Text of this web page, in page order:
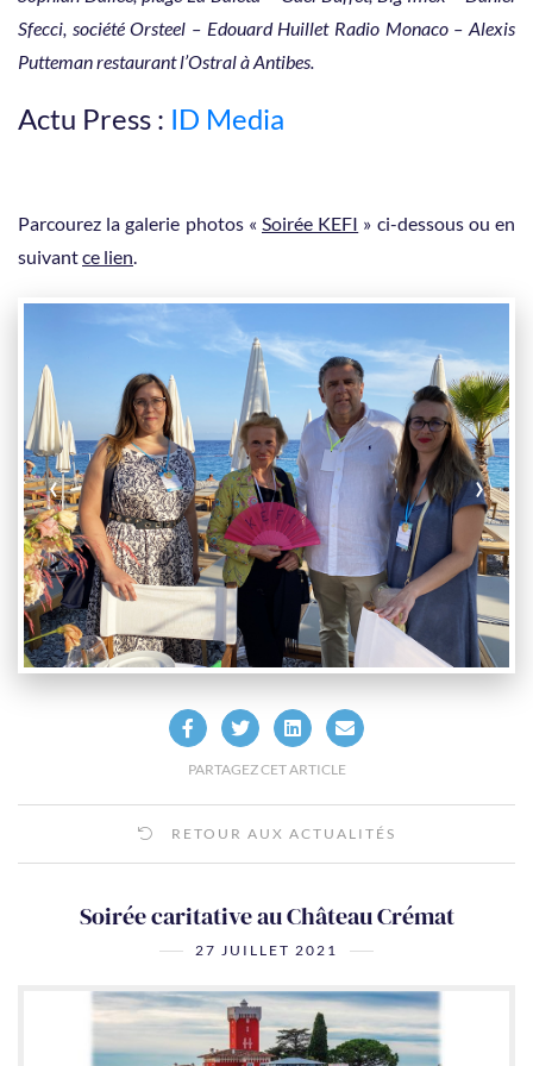
Sfecci, société Orsteel – Edouard Huillet Radio Monaco – Alexis
Putteman restaurant l’Ostral à Antibes.
Actu Press : ID Media
Parcourez la galerie photos « Soirée KEFI » ci-dessous ou en
suivantce lien.
‹ ›
PARTAGEZ CET ARTICLE
RETOUR AUX ACTUALITÉS
Soirée caritative au Château Crémat
27 JUILLET 2021